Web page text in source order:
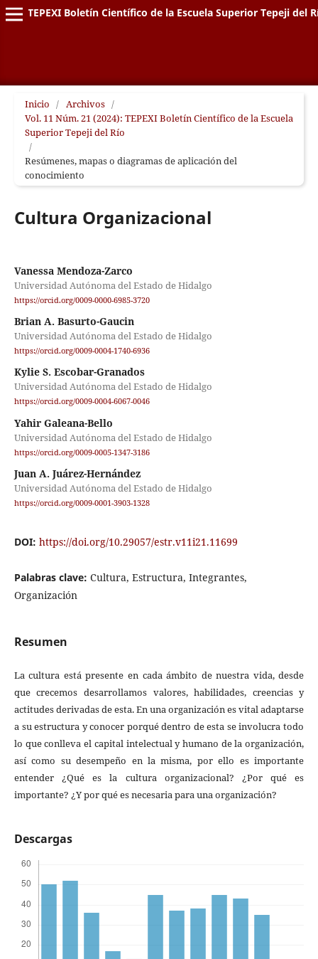
TEPEXI Boletín Científico de la Escuela Superior Tepeji del
Inicio / Archivos /
Vol. 11 Núm. 21 (2024): TEPEXI Boletín Científico de la Escuela
Superior Tepeji del Río
/
Resúmenes, mapas o diagramas de aplicación del
conocimiento
Cultura Organizacional
Vanessa Mendoza-Zarco
Universidad Autónoma del Estado de Hidalgo
https://orcid.org/0009-0000-6985-3720
Brian A. Basurto-Gaucin
Universidad Autónoma del Estado de Hidalgo
https://orcid.org/0009-0004-1740-6936
Kylie S. Escobar-Granados
Universidad Autónoma del Estado de Hidalgo
https://orcid.org/0009-0004-6067-0046
Yahir Galeana-Bello
Universidad Autónoma del Estado de Hidalgo
https://orcid.org/0009-0005-1347-3186
Juan A. Juárez-Hernández
Universidad Autónoma del Estado de Hidalgo
https://orcid.org/0009-0001-3903-1328
DOI: https://doi.org/10.29057/estr.v11i21.11699
Palabras clave: Cultura, Estructura, Integrantes,
Organización
Resumen
La cultura está presente en cada ámbito de nuestra vida, desde
que crecemos desarrollamos valores, habilidades, creencias y
actitudes derivadas de esta. En una organización es vital adaptarse
a su estructura y conocer porqué dentro de esta se involucra todo
lo que conlleva el capital intelectual y humano de la organización,
así como su desempeño en la misma, por ello es importante
entender ¿Qué es la cultura organizacional? ¿Por qué es
importante? ¿Y por qué es necesaria para una organización?
Descargas